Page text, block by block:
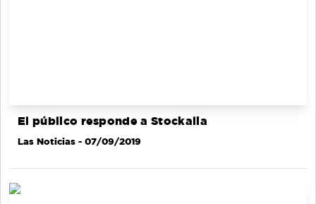
El público responde a Stockalia
Las Noticias - 07/09/2019